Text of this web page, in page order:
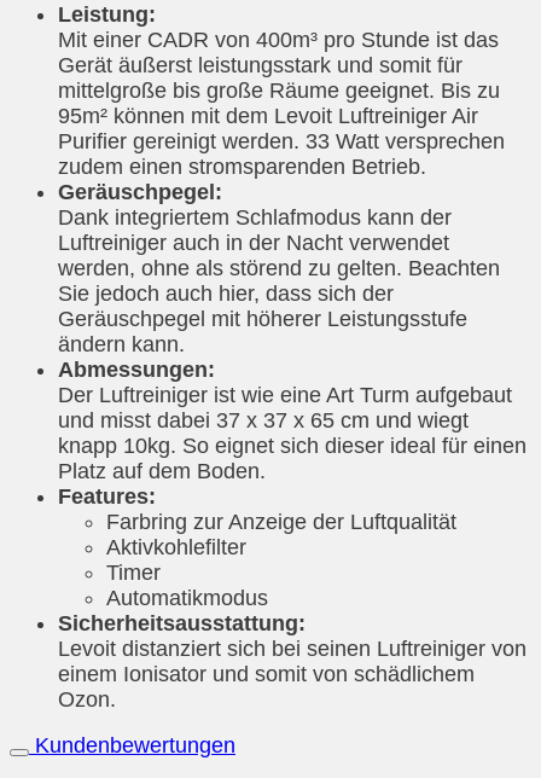
Leistung:
Mit einer CADR von 400m³ pro Stunde ist das
Gerät äußerst leistungsstark und somit für
mittelgroße bis große Räume geeignet. Bis zu
95m² können mit dem Levoit Luftreiniger Air
Purifier gereinigt werden. 33 Watt versprechen
zudem einen stromsparenden Betrieb.
Geräuschpegel:
Dank integriertem Schlafmodus kann der
Luftreiniger auch in der Nacht verwendet
werden, ohne als störend zu gelten. Beachten
Sie jedoch auch hier, dass sich der
Geräuschpegel mit höherer Leistungsstufe
ändern kann.
Abmessungen:
Der Luftreiniger ist wie eine Art Turm aufgebaut
und misst dabei 37 x 37 x 65 cm und wiegt
knapp 10kg. So eignet sich dieser ideal für einen
Platz auf dem Boden.
Features:
Farbring zur Anzeige der Luftqualität
Aktivkohlefilter
Timer
Automatikmodus
Sicherheitsausstattung:
Levoit distanziert sich bei seinen Luftreiniger von
einem Ionisator und somit von schädlichem
Ozon.
Kundenbewertungen